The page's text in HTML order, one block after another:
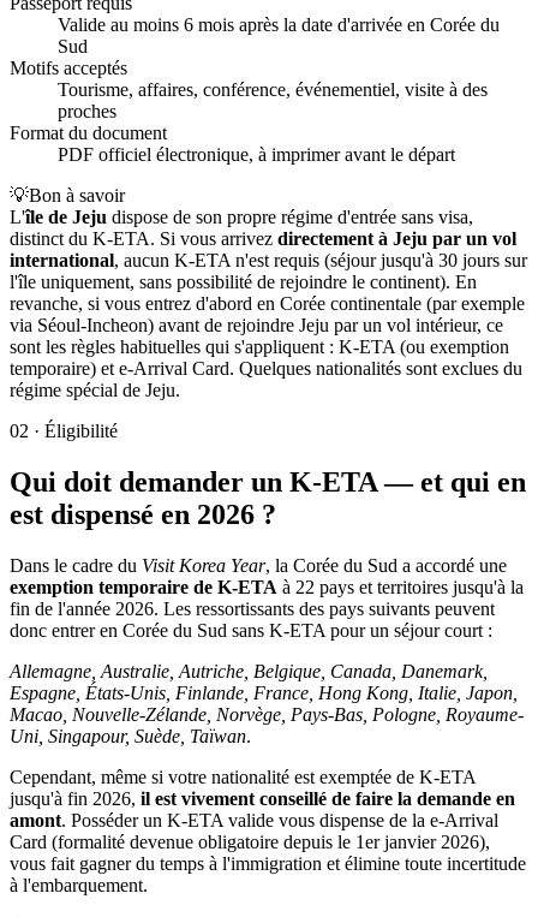
Valide au moins 6 mois après la date d'arrivée en Corée du
Sud
Motifs acceptés
Tourisme, affaires, conférence, événementiel, visite à des
proches
Format du document
PDF officiel électronique, à imprimer avant le départ
💡Bon à savoir
L'île de Jeju dispose de son propre régime d'entrée sans visa,
distinct du K-ETA. Si vous arrivez directement à Jeju par un vol
international, aucun K-ETA n'est requis (séjour jusqu'à 30 jours sur
l'île uniquement, sans possibilité de rejoindre le continent). En
revanche, si vous entrez d'abord en Corée continentale (par exemple
via Séoul-Incheon) avant de rejoindre Jeju par un vol intérieur, ce
sont les règles habituelles qui s'appliquent : K-ETA (ou exemption
temporaire) et e-Arrival Card. Quelques nationalités sont exclues du
régime spécial de Jeju.
02 · Éligibilité
Qui doit demander un K-ETA — et qui en
est dispensé en 2026 ?
Dans le cadre du Visit Korea Year, la Corée du Sud a accordé une
exemption temporaire de K-ETA à 22 pays et territoires jusqu'à la
fin de l'année 2026. Les ressortissants des pays suivants peuvent
donc entrer en Corée du Sud sans K-ETA pour un séjour court :
Allemagne, Australie, Autriche, Belgique, Canada, Danemark,
Espagne, États-Unis, Finlande, France, Hong Kong, Italie, Japon,
Macao, Nouvelle-Zélande, Norvège, Pays-Bas, Pologne, Royaume-
Uni, Singapour, Suède, Taïwan.
Cependant, même si votre nationalité est exemptée de K-ETA
jusqu'à fin 2026, il est vivement conseillé de faire la demande en
amont. Posséder un K-ETA valide vous dispense de la e-Arrival
Card (formalité devenue obligatoire depuis le 1er janvier 2026),
vous fait gagner du temps à l'immigration et élimine toute incertitude
à l'embarquement.